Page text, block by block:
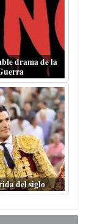
drama de la
del siglo